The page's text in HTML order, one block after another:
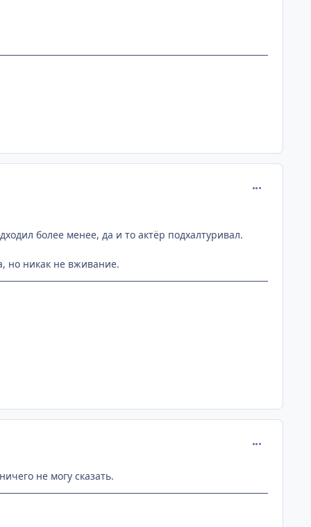
более менее, да и то актёр подхалтуривал.
но никак не вживание.
не могу сказать.